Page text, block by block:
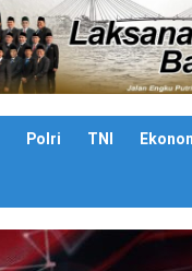
Polri TNI